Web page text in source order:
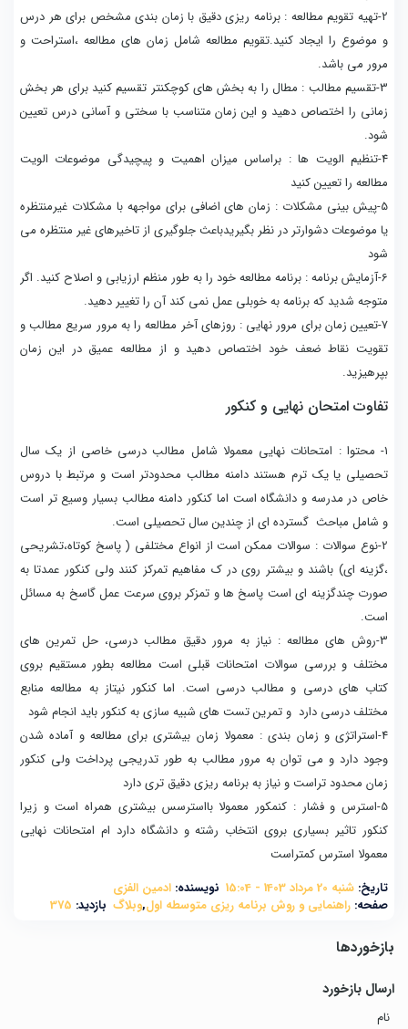
2-تهیه تقویم مطالعه : برنامه ریزی دقیق با زمان بندی مشخص برای هر درس
و موضوع را ایجاد کنید.تقویم مطالعه شامل زمان های مطالعه ،استراحت و
مرور می باشد.
3-تقسیم مطالب : مطال را به بخش های کوچکنتر تقسیم کنید برای هر بخش
زمانی را اختصاص دهید و این زمان متناسب با سختی و آسانی درس تعیین
شود.
4-تنظیم الویت ها : براساس میزان اهمیت و پیچیدگی موضوعات الویت
مطالعه را تعیین کنید
5-پیش بینی مشکلات : زمان های اضافی برای مواجهه با مشکلات غیرمنتظره
یا موضوعات دشوارتر در نظر بگیریدباعث جلوگیری از تاخیرهای غیر منتظره می
شود
6-آزمایش برنامه : برنامه مطالعه خود را به طور منظم ارزیابی و اصلاح کنید. اگر
متوجه شدید که برنامه به خوبلی عمل نمی کند آن را تغییر دهید.
7-تعیین زمان برای مرور نهایی : روزهای آخر مطالعه را به مرور سریع مطالب و
تقویت نقاط ضعف خود اختصاص دهید و از مطالعه عمیق در این زمان
بپرهیزید.
تفاوت امتحان نهایی و کنکور
1- محتوا : امتحانات نهایی معمولا شامل مطالب درسی خاصی از یک سال
تحصیلی یا یک ترم هستند دامنه مطالب محدودتر است و مرتبط با دروس
خاص در مدرسه و دانشگاه است اما کنکور دامنه مطالب بسیار وسیع تر است
و شامل مباحث گسترده ای از چندین سال تحصیلی است.
2-نوع سوالات : سوالات ممکن است از انواع مختلفی ( پاسخ کوتاه،تشریحی
،گزینه ای) باشند و بیشتر روی در ک مفاهیم تمرکز کنند ولی کنکور عمدتا به
صورت چندگزینه ای است پاسخ ها و تمزکر بروی سرعت عمل گاسخ به مسائل
است.
3-روش های مطالعه : نیاز به مرور دقیق مطالب درسی، حل تمرین های
مختلف و بررسی سوالات امتحانات قبلی است مطالعه بطور مستقیم بروی
کتاب های درسی و مطالب درسی است. اما کنکور نیتاز به مطالعه منابع
مختلف درسی دارد و تمرین تست های شبیه سازی به کنکور باید انجام شود
4-استراتژی و زمان بندی : معمولا زمان بیشتری برای مطالعه و آماده شدن
وجود دارد و می توان به مرور مطالب به طور تدریجی پرداخت ولی کنکور
زمان محدود تراست و نیاز به برنامه ریزی دقیق تری دارد
5-استرس و فشار : کنمکور معمولا بااسترسس بیشتری همراه است و زیرا
کنکور تاثیر بسیاری بروی انتخاب رشته و دانشگاه دارد ام امتحانات نهایی
معمولا استرس کمتراست
تاریخ: شنبه 20 مرداد 1403 - 15:04 نویسنده: ادمین الفزی
صفحه: راهنمایی و روش برنامه ریزی متوسطه اول,وبلاگ بازدید: 375
بازخوردها
ارسال بازخورد
نام